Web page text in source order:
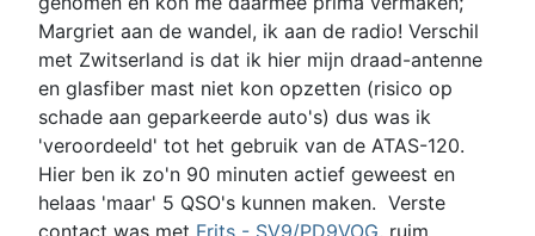
Margriet aan de wandel, ik aan de radio! Verschil
met Zwitserland is dat ik hier mijn draad-antenne
en glasfiber mast niet kon opzetten (risico op
schade aan geparkeerde auto's) dus was ik
'veroordeeld' tot het gebruik van de ATAS-120.
Hier ben ik zo'n 90 minuten actief geweest en
helaas 'maar' 5 QSO's kunnen maken. Verste
contact was met Frits - SV9/PD9VOG, ruim